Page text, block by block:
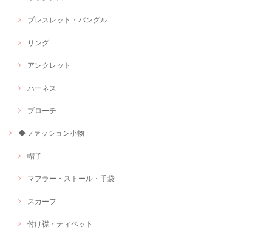
ブレスレット・バングル
リング
アンクレット
ハーネス
ブローチ
◆ファッション小物
帽子
マフラー・ストール・手袋
スカーフ
付け襟・ティペット